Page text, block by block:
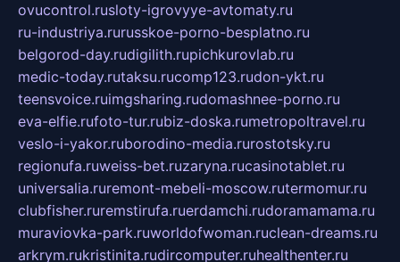
ovucontrol.rusloty-igrovyye-avtomaty.ru
ru-industriya.rurusskoe-porno-besplatno.ru
belgorod-day.rudigilith.rupichkurovlab.ru
medic-today.rutaksu.rucomp123.rudon-ykt.ru
teensvoice.ruimgsharing.rudomashnee-porno.ru
eva-elfie.rufoto-tur.rubiz-doska.rumetropoltravel.ru
veslo-i-yakor.ruborodino-media.rurostotsky.ru
regionufa.ruweiss-bet.ruzaryna.rucasinotablet.ru
universalia.ruremont-mebeli-moscow.rutermomur.ru
clubfisher.ruremstirufa.ruerdamchi.rudoramamama.ru
muraviovka-park.ruworldofwoman.ruclean-dreams.ru
arkrym.rukristinita.rudircomputer.ruhealthenter.ru